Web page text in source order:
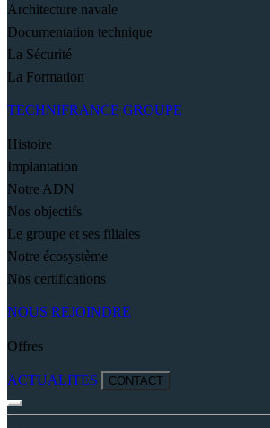
Architecture navale
Documentation technique
La Sécurité
La Formation
TECHNIFRANCE GROUPE
Histoire
Implantation
Notre ADN
Nos objectifs
Le groupe et ses filiales
Notre écosystème
Nos certifications
NOUS REJOINDRE
Offres
ACTUALITES CONTACT